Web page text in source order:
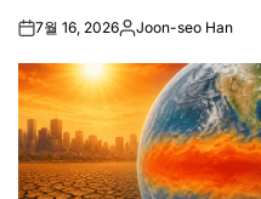
on7월 16, 2026Posted
Joon-seo Han